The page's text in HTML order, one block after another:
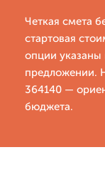
Четкая смета
стартовая
опции
предложении.
364140 —
бюджета.